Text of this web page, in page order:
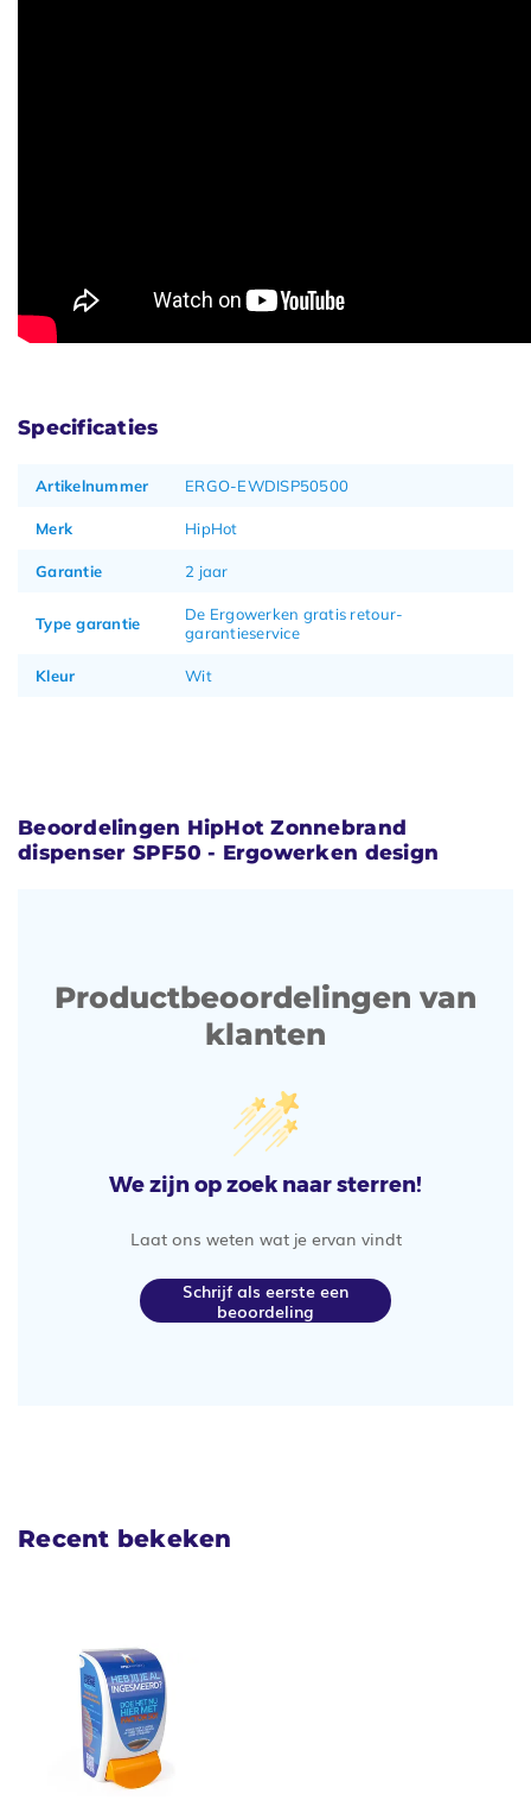
Specificaties
Artikelnummer ERGO-EWDISP50500
Merk HipHot
Garantie 2 jaar
Type garantie
De Ergowerken gratis retour-
garantieservice
Kleur Wit
Beoordelingen HipHot Zonnebrand
dispenser SPF50 - Ergowerken design
Productbeoordelingen van
klanten
We zijn op zoek naar sterren!
Laat ons weten wat je ervan vindt
Schrijf als eerste een
beoordeling
Recent bekeken